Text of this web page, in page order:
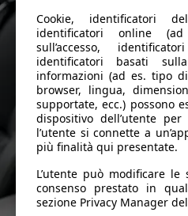
Cookie, identificatori
identificatori online
sull’accesso,
identificatori basati
informazioni (ad es. tipo
browser, lingua,
supportate, ecc.) possono
dispositivo dell’utente
l’utente si connette a
più finalità qui presentate.
L’utente può modificare
consenso prestato in
sezione Privacy Manager